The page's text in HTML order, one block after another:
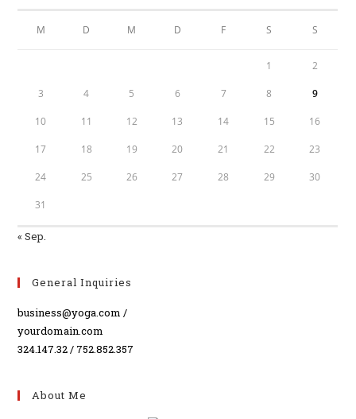
M D M D F S S
1 2
3 4 5 6 7 8 9
10 11 12 13 14 15 16
17 18 19 20 21 22 23
24 25 26 27 28 29 30
31
« Sep.
General Inquiries
business@yoga.com /
yourdomain.com
324.147.32 / 752.852.357
About Me